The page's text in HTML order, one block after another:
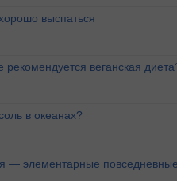
выспаться
веганская
в океанах?
— элементарные